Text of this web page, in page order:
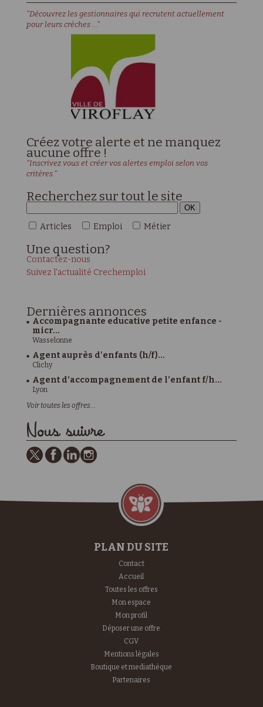
"Découvrez les gestionnaires qui recrutent actuellement
pour leurs crèches ..."
Créez votre alerte et ne manquez
aucune offre !
"Inscrivez vous et créer vos alertes emploi selon vos
critères."
Recherchez sur tout le site
Articles Emploi Métier
Une question?
Contactez-nous
Suivez l'actualité Crechemploi
Dernières annonces
Accompagnante educative petite enfance -
micr...
Wasselonne
Agent auprès d'enfants (h/f)...
Clichy
Agent d’accompagnement de l’enfant f/h...
Lyon
Voir toutes les offres...
Nous suivre
PLAN DU SITE
Contact
Accueil
Toutes les offres
Mon espace
Mon profil
Déposer une offre
CGV
Mentions légales
Boutique et mediathèque
Partenaires